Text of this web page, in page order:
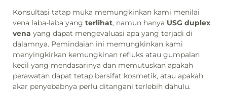
Konsultasi tatap muka memungkinkan kami menilai
vena laba-laba yang terlihat, namun hanya USG duplex
vena yang dapat mengevaluasi apa yang terjadi di
dalamnya. Pemindaian ini memungkinkan kami
menyingkirkan kemungkinan refluks atau gumpalan
kecil yang mendasarinya dan memutuskan apakah
perawatan dapat tetap bersifat kosmetik, atau apakah
akar penyebabnya perlu ditangani terlebih dahulu.